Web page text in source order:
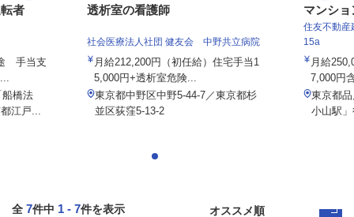
者
手当支
橋法
江戸...
透析室の看護師
社会医療法人社団 健友会 中野共立病院
月給212,200円（初任給）住宅手当1
5,000円+透析室危険...
東京都中野区中野5-44-7／東京都杉
並区荻窪5-13-2
マンシ
住友不動産
15a
月給
7,000円
東京都
小山駅
全 7件中 1 - 7件を表示